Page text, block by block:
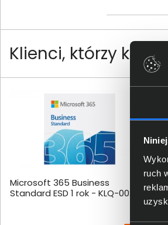
ruch
Klienci, którzy
Microsoft 365 Business
Standard ESD 1 rok - KLQ-00211